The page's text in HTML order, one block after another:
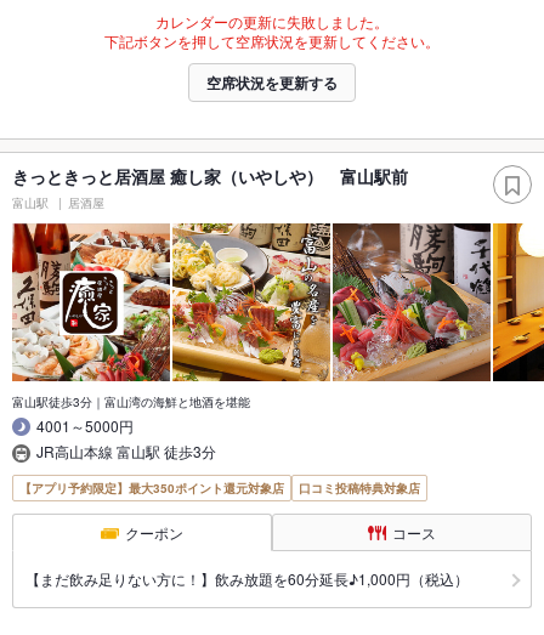
カレンダーの更新に失敗しました。
下記ボタンを押して空席状況を更新してください。
空席状況を更新する
きっときっと居酒屋 癒し家（いやしや） 富山駅前
富山駅 居酒屋
富山駅徒歩3分｜富山湾の海鮮と地酒を堪能
4001～5000円
JR高山本線 富山駅 徒歩3分
【アプリ予約限定】最大350ポイント還元対象店 口コミ投稿特典対象店
クーポン コース
【まだ飲み足りない方に！】飲み放題を60分延長♪1,000円（税込）